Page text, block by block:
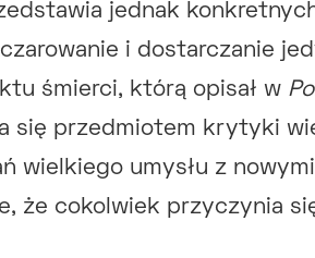
jednak
i dostarczanie
śmierci, którą opisał w
się przedmiotem krytyki
wielkiego umysłu z
że cokolwiek przyczynia